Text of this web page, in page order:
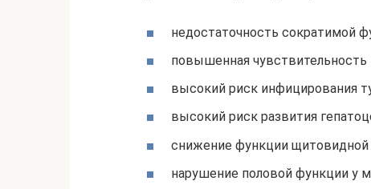
недостаточность сократимой
повышенная
высокий риск инфицирования
высокий риск развития
снижение функции щитовидной
нарушение половой функции у